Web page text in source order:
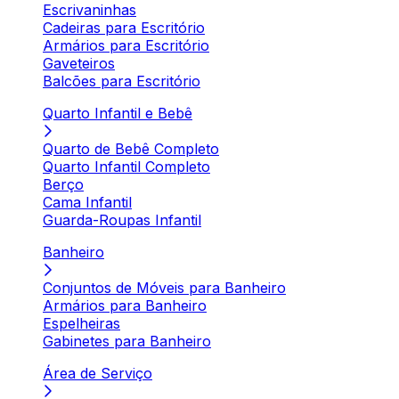
Escrivaninhas
Cadeiras para Escritório
Armários para Escritório
Gaveteiros
Balcões para Escritório
Quarto Infantil e Bebê
Quarto de Bebê Completo
Quarto Infantil Completo
Berço
Cama Infantil
Guarda-Roupas Infantil
Banheiro
Conjuntos de Móveis para Banheiro
Armários para Banheiro
Espelheiras
Gabinetes para Banheiro
Área de Serviço